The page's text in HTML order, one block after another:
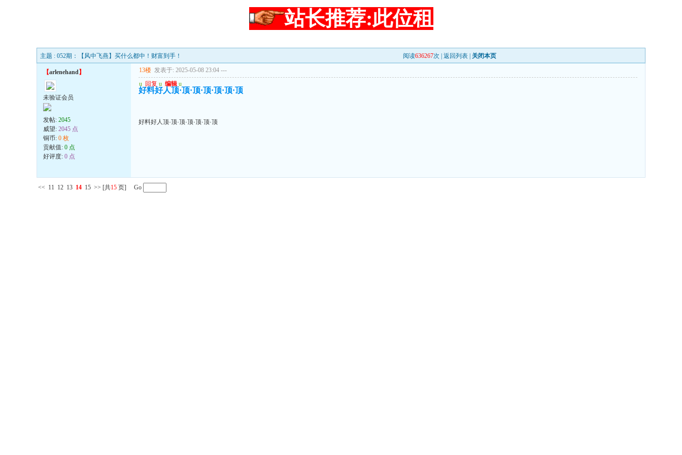
站长推荐:此位租
主题 : 052期：【风中飞燕】买什么都中！财富到手！ 阅读636267次 | 返回列表 关闭本页
【arlenehand】
未验证会员
发帖: 2045
威望: 2045 点
铜币: 0 枚
贡献值: 0 点
好评度: 0 点
13楼 发表于: 2025-05-08 23:04 ---
u 回复 u 编辑 u
好料好人顶·顶·顶·顶·顶·顶·顶
好料好人顶·顶·顶·顶·顶·顶·顶
<< 11 12 13 14 15 >> [共15 页] Go